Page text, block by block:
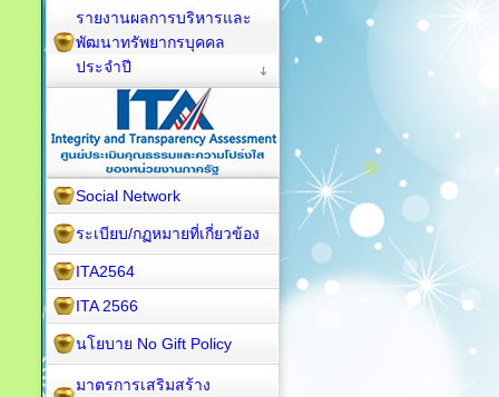
รายงานผลการบริหารและ
พัฒนาทรัพยากรบุคคล
ประจำปี
Social Network
ระเบียบ/กฏหมายที่เกี่ยวข้อง
ITA2564
ITA 2566
นโยบาย No Gift Policy
มาตรการเสริมสร้าง